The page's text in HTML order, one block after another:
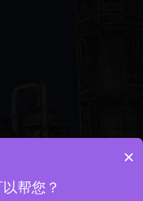
6楼609
×
帮您？